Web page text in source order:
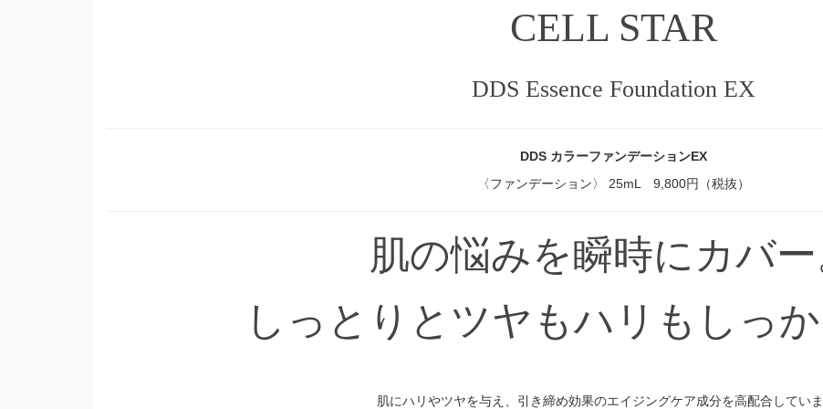
CELL STAR
DDS Essence Foundation EX
DDS カラーファンデーションEX
〈ファンデーション〉 25mL 9,800円（税抜）
肌の悩みを瞬時にカバー
しっとりとツヤもハリもしっか
肌にハリやツヤを与え、引き締め効果のエイジングケア成分を高配合していま